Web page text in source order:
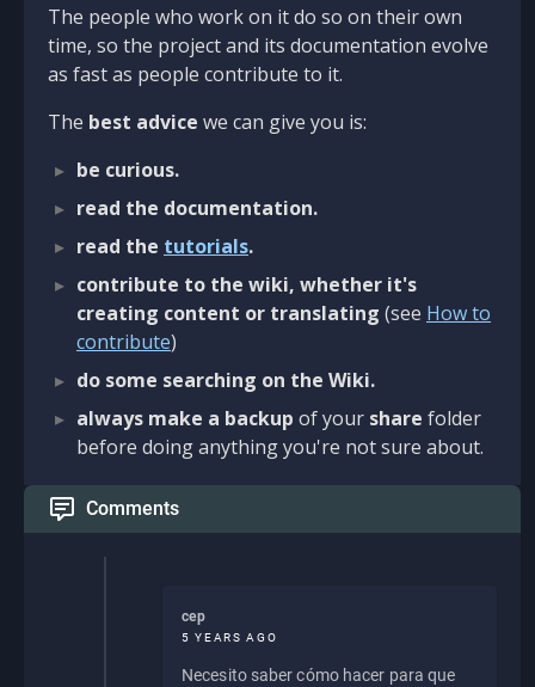
The people who work on it do so on their own
time, so the project and its documentation evolve
as fast as people contribute to it.
The best advice we can give you is:
be curious.
read the documentation.
read the tutorials.
contribute to the wiki, whether it's
creating content or translating (see How to
contribute)
do some searching on the Wiki.
always make a backup of your share folder
before doing anything you're not sure about.
Comments
cep
5 YEARS AGO
Necesito saber cómo hacer para que